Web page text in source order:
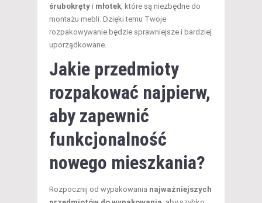
śrubokręty i młotek, które są niezbędne do
montażu mebli. Dzięki temu Twoje
rozpakowywanie będzie sprawniejsze i bardziej
uporządkowane.
Jakie przedmioty
rozpakować najpierw,
aby zapewnić
funkcjonalność
nowego mieszkania?
Rozpocznij od wypakowania najważniejszych